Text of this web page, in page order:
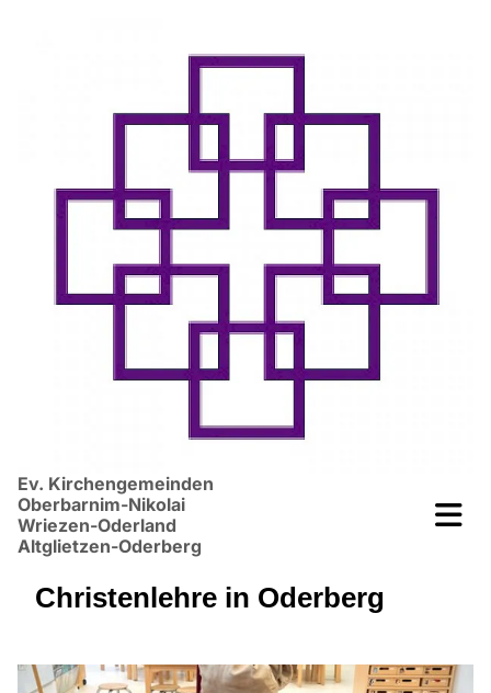
Ev. Kirchengemeinden
Oberbarnim-Nikolai
Wriezen-Oderland
Altglietzen-Oderberg
Christenlehre in Oderberg